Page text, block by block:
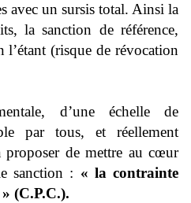
avec un sursis total. Ainsi la
la sanction de référence,
l’étant (risque de révocation
d’une échelle de
par tous, et réellement
proposer de mettre au cœur
sanction : « la contrainte
(C.P.C.).